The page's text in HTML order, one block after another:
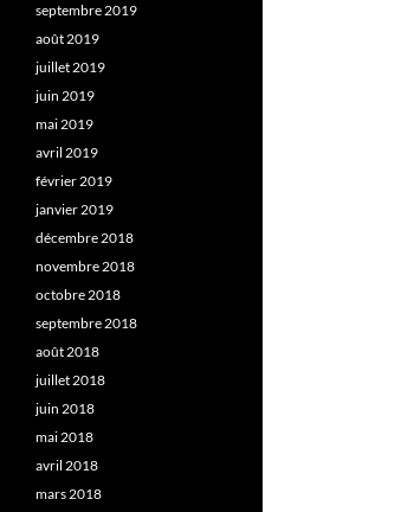
septembre 2019
août 2019
juillet 2019
juin 2019
mai 2019
avril 2019
février 2019
janvier 2019
décembre 2018
novembre 2018
octobre 2018
septembre 2018
août 2018
juillet 2018
juin 2018
mai 2018
avril 2018
mars 2018